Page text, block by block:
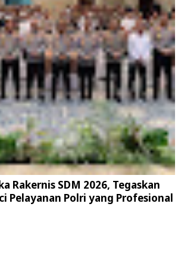
Rakernis SDM 2026, Tegaskan
Pelayanan Polri yang Profesional